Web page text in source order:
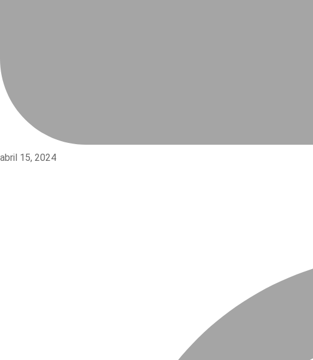
abril 15, 2024